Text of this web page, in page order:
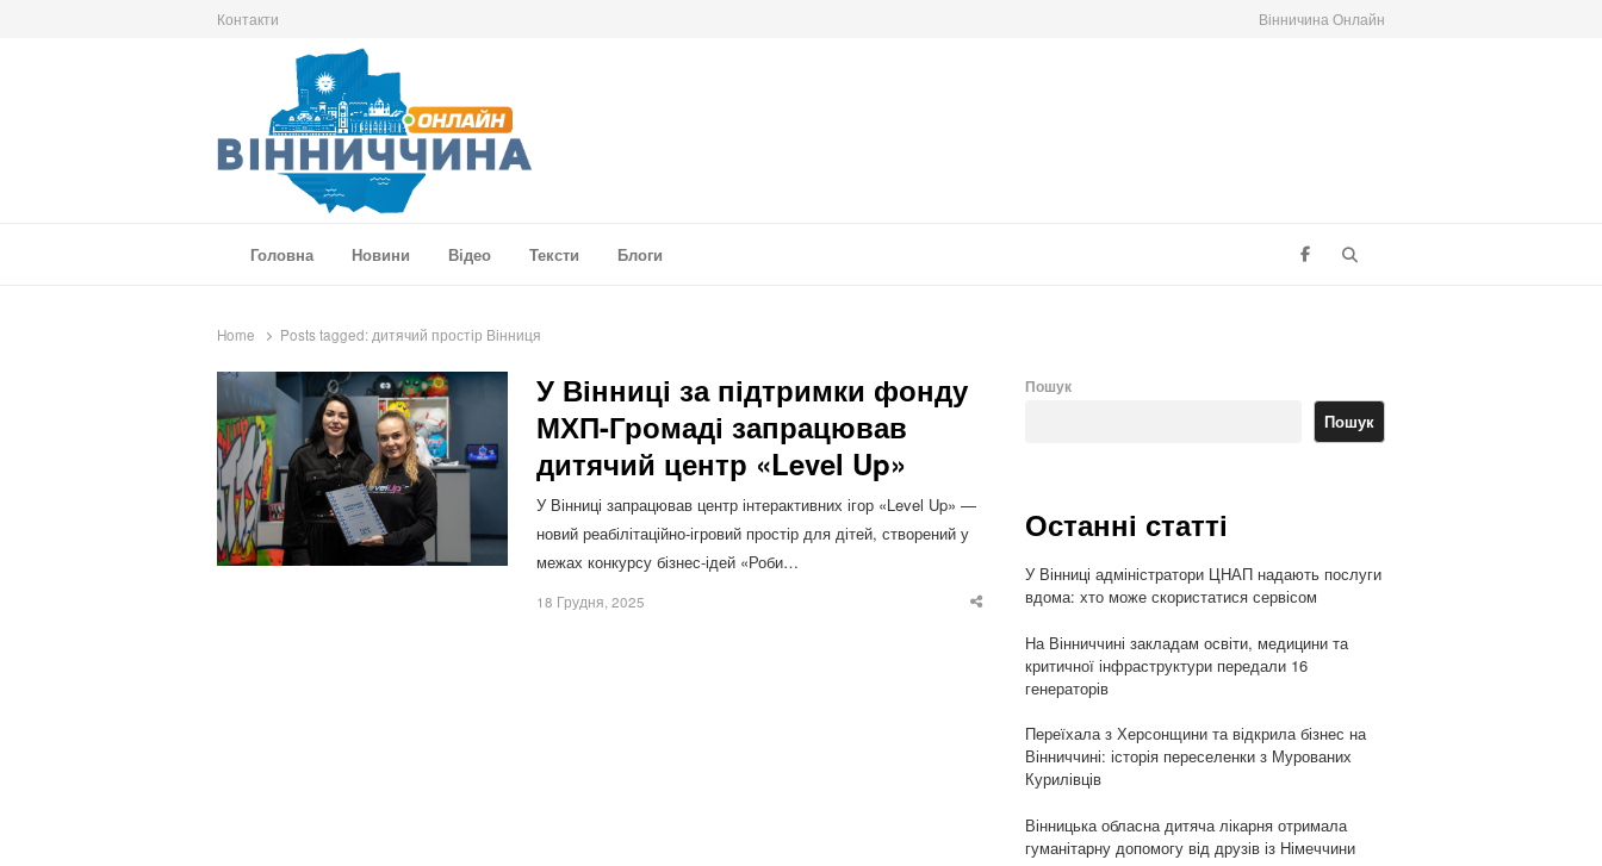
Контакти Вінничина Онлайн
Головна
Новини Відео Тексти Блоги
Home Posts tagged: дитячий простір Вінниця
У Вінниці за підтримки фонду
МХП-Громаді запрацював
дитячий центр «Level Up»
У Вінниці запрацював центр інтерактивних ігор «Level Up» —
новий реабілітаційно-ігровий простір для дітей, створений у
межах конкурсу бізнес-ідей «Роби…
18 Грудня, 2025
Share
Пошук
Пошук
Останні статті
У Вінниці адміністратори ЦНАП надають послуги
вдома: хто може скористатися сервісом
На Вінниччині закладам освіти, медицини та
критичної інфраструктури передали 16
генераторів
Переїхала з Херсонщини та відкрила бізнес на
Вінниччині: історія переселенки з Мурованих
Курилівців
Вінницька обласна дитяча лікарня отримала
гуманітарну допомогу від друзів із Німеччини